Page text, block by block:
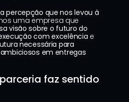
percepção que nos levou à
visão sobre o futuro do
com excelência e
necessária para
em entregas
faz sentido